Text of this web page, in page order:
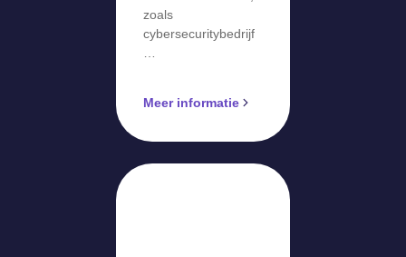
zoals
cybersecuritybedrijf
…
Meer informatie